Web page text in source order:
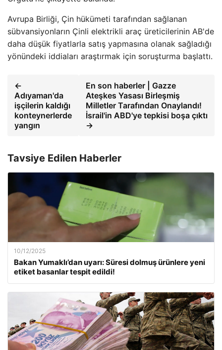
Avrupa Birliği, Çin hükümeti tarafından sağlanan
sübvansiyonların Çinli elektrikli araç üreticilerinin AB'de
daha düşük fiyatlarla satış yapmasına olanak sağladığı
yönündeki iddiaları araştırmak için soruşturma başlattı.
←
Adıyaman'da
işçilerin kaldığı
konteynerlerde
yangın
En son haberler | Gazze
Ateşkes Yasası Birleşmiş
Milletler Tarafından Onaylandı!
İsrail'in ABD'ye tepkisi boşa çıktı
→
Tavsiye Edilen Haberler
10/12/2025
Bakan Yumaklı’dan uyarı: Süresi dolmuş ürünlere yeni
etiket basanlar tespit edildi!